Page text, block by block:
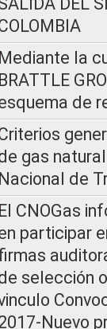
Mediante la
BRATTLE
de
gas
Nacional de
El CNOGas
participar
selección
Nuevo